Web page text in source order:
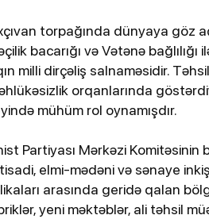
torpağında dünyaya göz
bacarığı və Vətənə
milli dirçəliş salnaməsidir.
orqanlarında
mühüm rol oynamışdır.
Partiyası Mərkəzi Komitəsinin
elmi-mədəni və sənaye
arasında geridə qalan
yeni məktəblər, ali təhsil
edilib, 7 nəfərin
verilib